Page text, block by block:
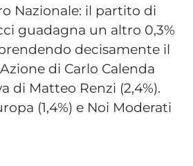
Nazionale: il partito di
guadagna un altro 0,3%
decisamente il
di Carlo Calenda
di Matteo Renzi (2,4%).
(1,4%) e Noi Moderati